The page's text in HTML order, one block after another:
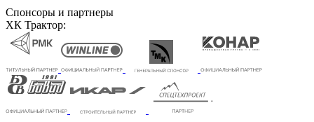
Спонсоры и партнеры
ХК Трактор: